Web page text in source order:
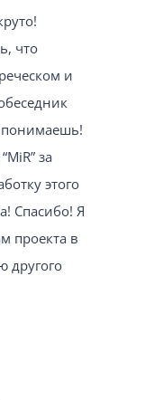
что
и
понимаешь!
за
этого
Спасибо! Я
проекта в
другого